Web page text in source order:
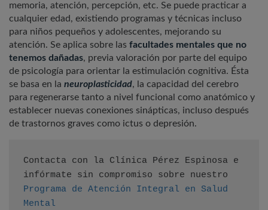
memoria, atención, percepción, etc. Se puede practicar a
cualquier edad, existiendo programas y técnicas incluso
para niños pequeños y adolescentes, mejorando su
atención. Se aplica sobre las facultades mentales que no
tenemos dañadas, previa valoración por parte del equipo
de psicología para orientar la estimulación cognitiva. Ésta
se basa en la neuroplasticidad, la capacidad del cerebro
para regenerarse tanto a nivel funcional como anatómico y
establecer nuevas conexiones sinápticas, incluso después
de trastornos graves como ictus o depresión.
Contacta con la Clínica Pérez Espinosa e
Programa de Atención Integral en Salud
Mental